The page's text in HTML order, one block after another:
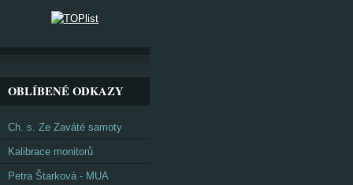
OBLÍBENÉ ODKAZY
Ch. s. Ze Zaváté samoty
Kalibrace monitorů
Petra Štarková - MUA